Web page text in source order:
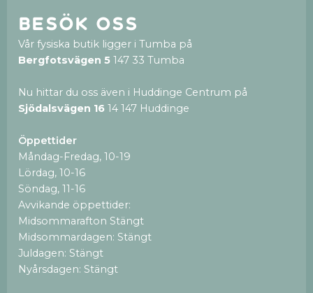
Besök oss
Vår fysiska butik ligger i Tumba på
Bergfotsvägen 5 147 33 Tumba
Nu hittar du oss även i Huddinge Centrum på
Sjödalsvägen 16 14 147 Huddinge
Öppettider
Måndag-Fredag, 10-19
Lördag, 10-16
Söndag, 11-16
Avvikande öppettider:
Midsommarafton Stängt
Midsommardagen: Stängt
Juldagen: Stängt
Nyårsdagen: Stängt